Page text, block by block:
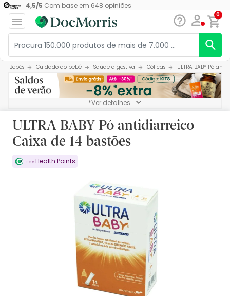
4,5/5 Com base em 648 opiniões
0
Bebés Cuidado do bebé Saúde digestiva Cólicas ULTRA BABY Pó
*Ver detalhes
ULTRA BABY Pó antidiarreico
Caixa de 14 bastões
Health Points